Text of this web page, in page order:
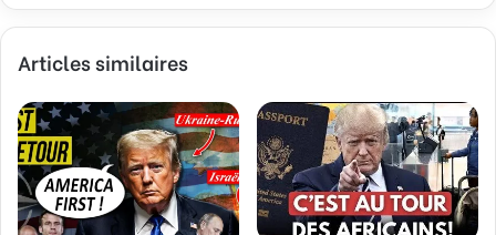
z
o
r
e
a
d
r
e
Articles similaires